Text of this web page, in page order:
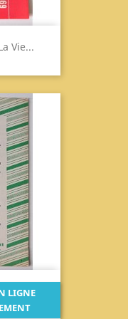
Vie...
LIGNE
Or...